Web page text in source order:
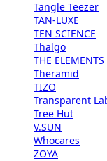
Tangle Teezer
TAN-LUXE
TEN SCIENCE
Thalgo
THE ELEMENTS
Theramid
TIZO
Transparent
Tree Hut
V.SUN
Whocares
ZOYA